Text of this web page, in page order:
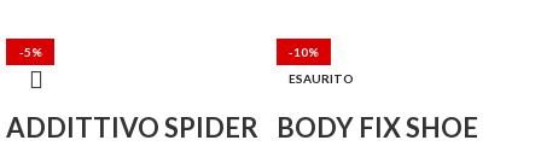
-5%
ADDITTIVO SPIDER
-10%
ESAURITO
BODY FIX SHOE